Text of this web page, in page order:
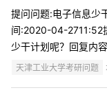
提问问题:电子信息少
间:2020-04-2711:52
少干计划呢？回复内
天津工业大学考研问题